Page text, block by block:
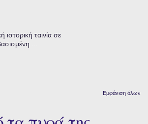
ταινία σε
...
Εμφάνιση όλων